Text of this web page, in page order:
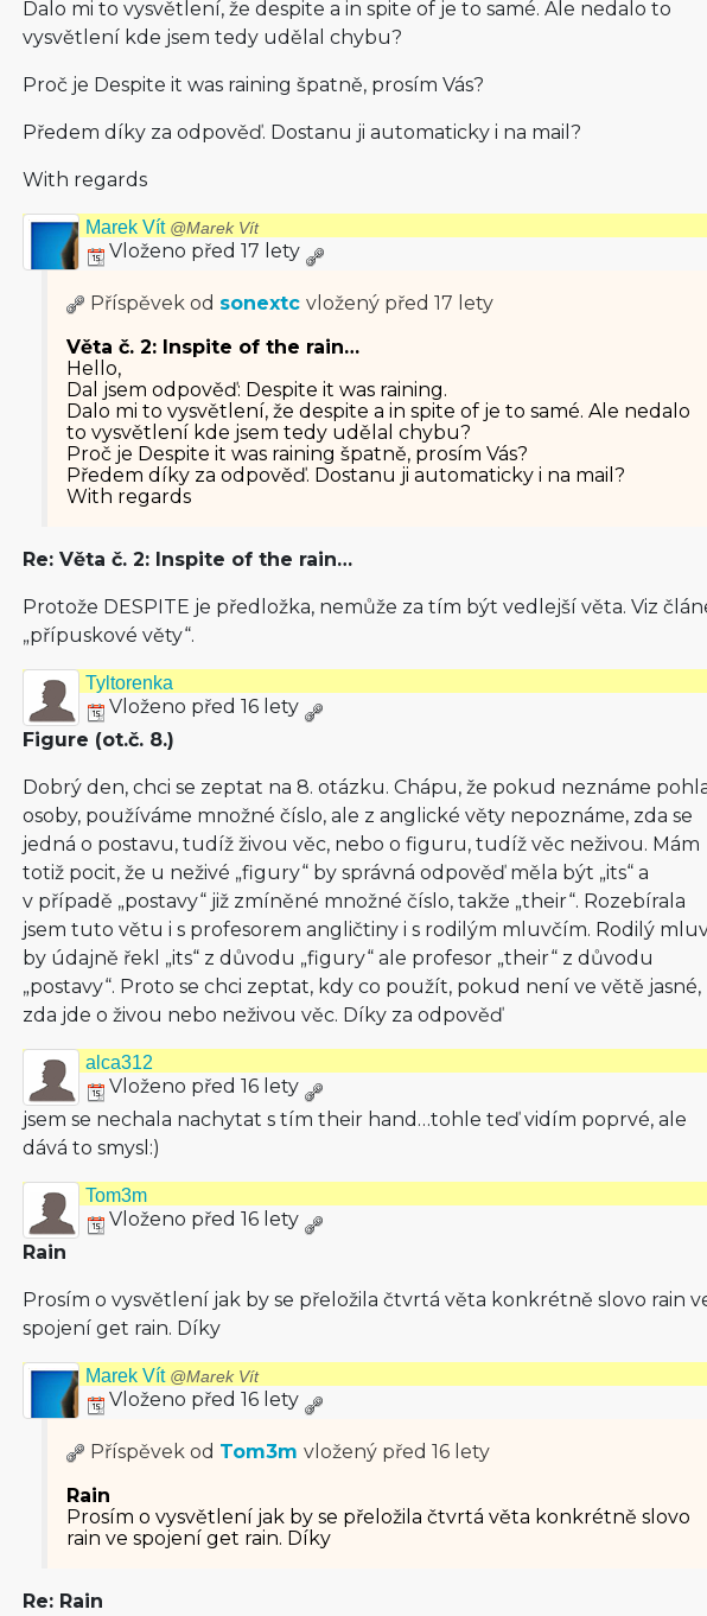
Dalo mi to vysvětlení, že despite a in spite of je to samé. Ale nedalo to
vysvětlení kde jsem tedy udělal chybu?
Proč je Despite it was raining špatně, prosím Vás?
Předem díky za odpověď. Dostanu ji automaticky i na mail?
With regards
Marek Vít @Marek Vít
Vloženo před 17 lety
Příspěvek od sonextc vložený před 17 lety
Věta č. 2: Inspite of the rain…
Hello,
Dal jsem odpověď: Despite it was raining.
Dalo mi to vysvětlení, že despite a in spite of je to samé. Ale nedalo
to vysvětlení kde jsem tedy udělal chybu?
Proč je Despite it was raining špatně, prosím Vás?
Předem díky za odpověď. Dostanu ji automaticky i na mail?
With regards
Re: Věta č. 2: Inspite of the rain…
Protože DESPITE je předložka, nemůže za tím být vedlejší věta. Viz
„přípuskové věty“.
Tyltorenka
Vloženo před 16 lety
Figure (ot.č. 8.)
Dobrý den, chci se zeptat na 8. otázku. Chápu, že pokud neznáme
osoby, používáme množné číslo, ale z anglické věty nepoznáme, zda se
jedná o postavu, tudíž živou věc, nebo o figuru, tudíž věc neživou. Mám
totiž pocit, že u neživé „figury“ by správná odpověď měla být „its“ a
v případě „postavy“ již zmíněné množné číslo, takže „their“. Rozebírala
jsem tuto větu i s profesorem angličtiny i s rodilým mluvčím. Rodilý
by údajně řekl „its“ z důvodu „figury“ ale profesor „their“ z důvodu
„postavy“. Proto se chci zeptat, kdy co použít, pokud není ve větě jasné,
zda jde o živou nebo neživou věc. Díky za odpověď
alca312
Vloženo před 16 lety
jsem se nechala nachytat s tím their hand…tohle teď vidím poprvé, ale
dává to smysl:)
Tom3m
Vloženo před 16 lety
Rain
Prosím o vysvětlení jak by se přeložila čtvrtá věta konkrétně slovo rain
spojení get rain. Díky
Marek Vít @Marek Vít
Vloženo před 16 lety
Příspěvek od Tom3m vložený před 16 lety
Rain
Prosím o vysvětlení jak by se přeložila čtvrtá věta konkrétně slovo
rain ve spojení get rain. Díky
Re: Rain